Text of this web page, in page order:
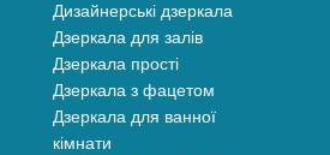
Дизайнерські дзеркала
Дзеркала для залів
Дзеркала прості
Дзеркала з фацетом
Дзеркала для ванної
кімнати